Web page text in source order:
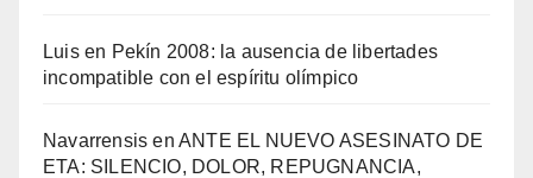
Luisen Pekí­n 2008: la ausencia de libertades
incompatible con el espí­ritu olí­mpico
Navarrensis enANTE EL NUEVO ASESINATO DE
ETA: SILENCIO, DOLOR, REPUGNANCIA,